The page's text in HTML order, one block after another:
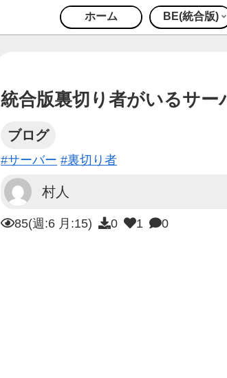
ホーム BE(統合版)
統合版裏切り者がいるサー
ブログ
#サーバー #裏切り者
村人
85(週:6 月:15) 0 1 0